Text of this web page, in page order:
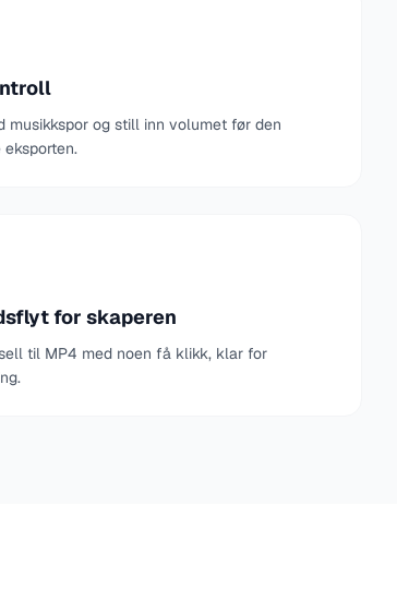
musikkspor og still inn volumet før den
eksporten.
for skaperen
til MP4 med noen få klikk, klar for